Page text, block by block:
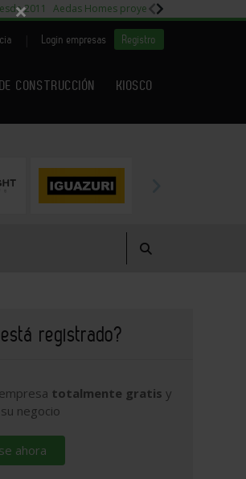
2011 Aedas Homes proyecto Fiora
Login empresas Registro
CONSTRUCCIÓN KIOSCO
registrado?
totalmente gratis y
negocio
ahora
×